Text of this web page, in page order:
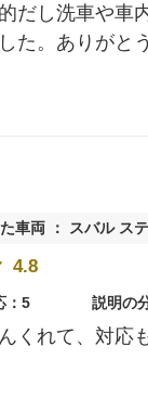
だし洗車や車
た。ありがと
車両 ： スバル ス
4.8
：5 説明の
くれて、対応